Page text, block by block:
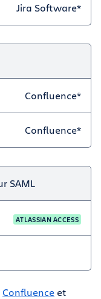
Jira Software*
Confluence*
Confluence*
SAML
ATLASSIAN ACCESS
Confluence et